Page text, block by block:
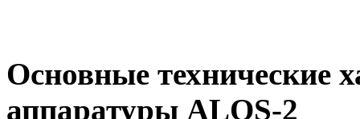
Основные технические
аппаратуры ALOS-2